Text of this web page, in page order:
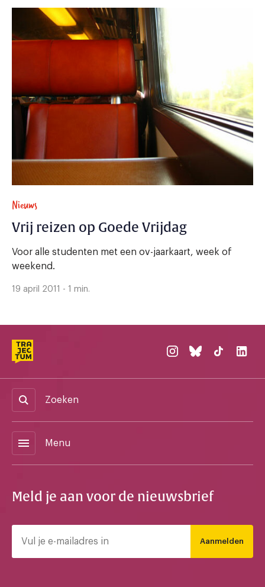
Nieuws
Vrij reizen op Goede Vrijdag
Voor alle studenten met een ov-jaarkaart, week of
weekend.
19 april 2011 - 1 min.
Zoeken
menu Menu
Meld je aan voor de nieuwsbrief
Aanmelden